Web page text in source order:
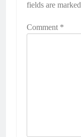
fields are marked
Comment *